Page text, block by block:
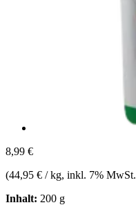
8,99 €
(44,95 € / kg, inkl. 7% MwSt.
Inhalt: 200 g